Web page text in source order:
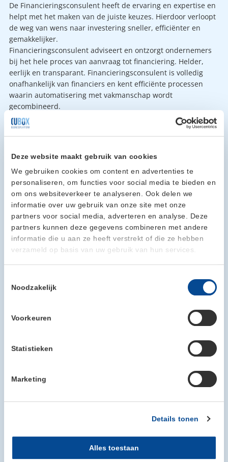
Deze website maakt gebruik van cookies
We gebruiken cookies om content en advertenties te
personaliseren, om functies voor social media te bieden en
om ons websiteverkeer te analyseren. Ook delen we
informatie over uw gebruik van onze site met onze
partners voor social media, adverteren en analyse. Deze
partners kunnen deze gegevens combineren met andere
informatie die u aan ze heeft verstrekt of die ze hebben
verzameld op basis van uw gebruik van hun services.
Noodzakelijk
Voorkeuren
Statistieken
Marketing
Details tonen
Alles toestaan
De Financieringsconsulent heeft de ervaring en expertise en
helpt met het maken van de juiste keuzes. Hierdoor verloopt
de weg van wens naar investering sneller, efficiënter en
gemakkelijker.
Financieringsconsulent adviseert en ontzorgt ondernemers
bij het hele proces van aanvraag tot financiering. Helder,
eerlijk en transparant. Financieringsconsulent is volledig
onafhankelijk van financiers en kent efficiënte processen
waarin automatisering met vakmanschap wordt
gecombineerd.
Wil je meer weten over Financieringsconsulent? Kijk
danhier
E